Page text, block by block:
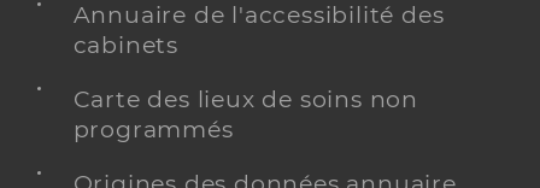
Annuaire de l'accessibilité des
cabinets
Carte des lieux de soins non
programmés